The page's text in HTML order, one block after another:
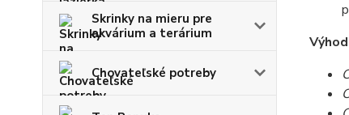
Skrinky na mieru pre
akvárium a terárium
Chovateľské potreby